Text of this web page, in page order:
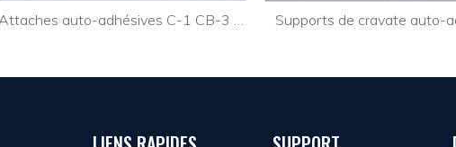
Attaches auto-adhésives C-1 CB-3 CBS-1 Supports de cravate auto-